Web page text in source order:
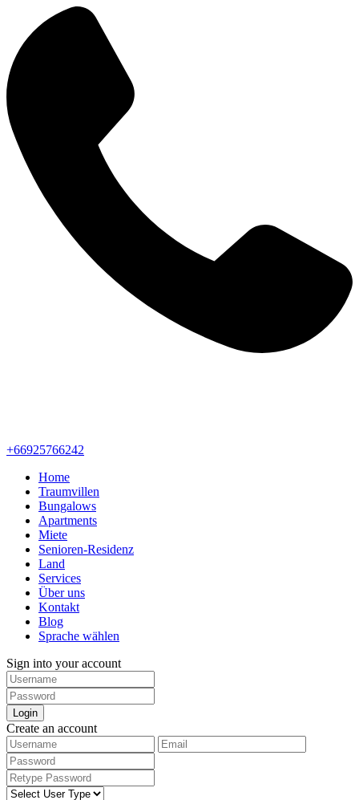
+66925766242
Home
Traumvillen
Bungalows
Apartments
Miete
Senioren-Residenz
Land
Services
Über uns
Kontakt
Blog
Sprache wählen
Sign into your account
Login
Create an account